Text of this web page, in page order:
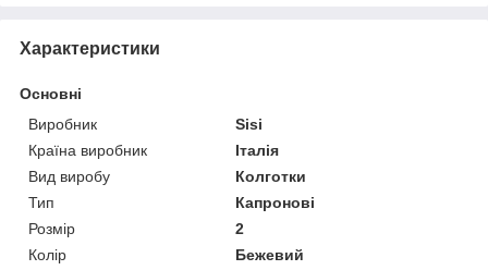
Характеристики
Основні
Виробник
Sisi
Країна виробник
Італія
Вид виробу
Колготки
Тип
Капронові
Розмір
2
Колір
Бежевий